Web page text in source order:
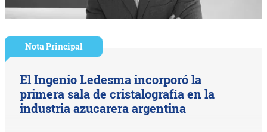
Nota Principal
El Ingenio Ledesma incorporó la
primera sala de cristalografía en la
industria azucarera argentina